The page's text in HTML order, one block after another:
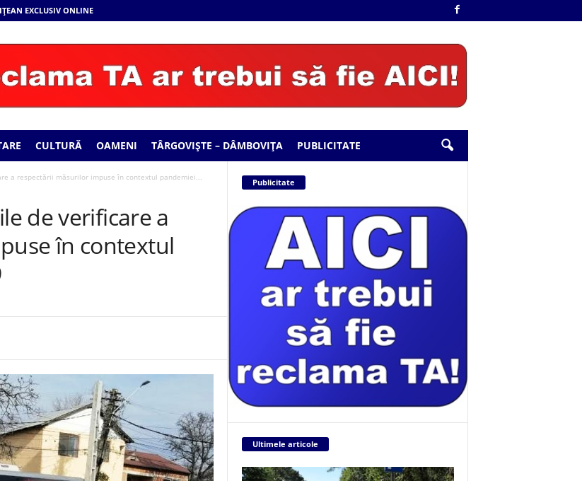
EXCLUSIV ONLINE
CULTURĂ OAMENI TÂRGOVIȘTE – DÂMBOVIȚA PUBLICITATE
a respectării măsurilor impuse în contextul pandemiei...
de verificare a
în contextul
Publicitate
Ultimele articole